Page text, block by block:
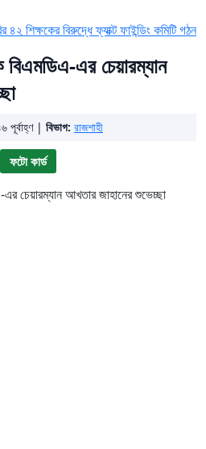
৪২ শিক্ষকের বিরুদ্ধে ফ্যাক্ট ফাইন্ডিং কমিটি গঠন
বিএমডিএ-এর চেয়ারম্যান
পূর্বাহ্ণ | বিভাগ: রাজশাহী
ফটো কার্ড